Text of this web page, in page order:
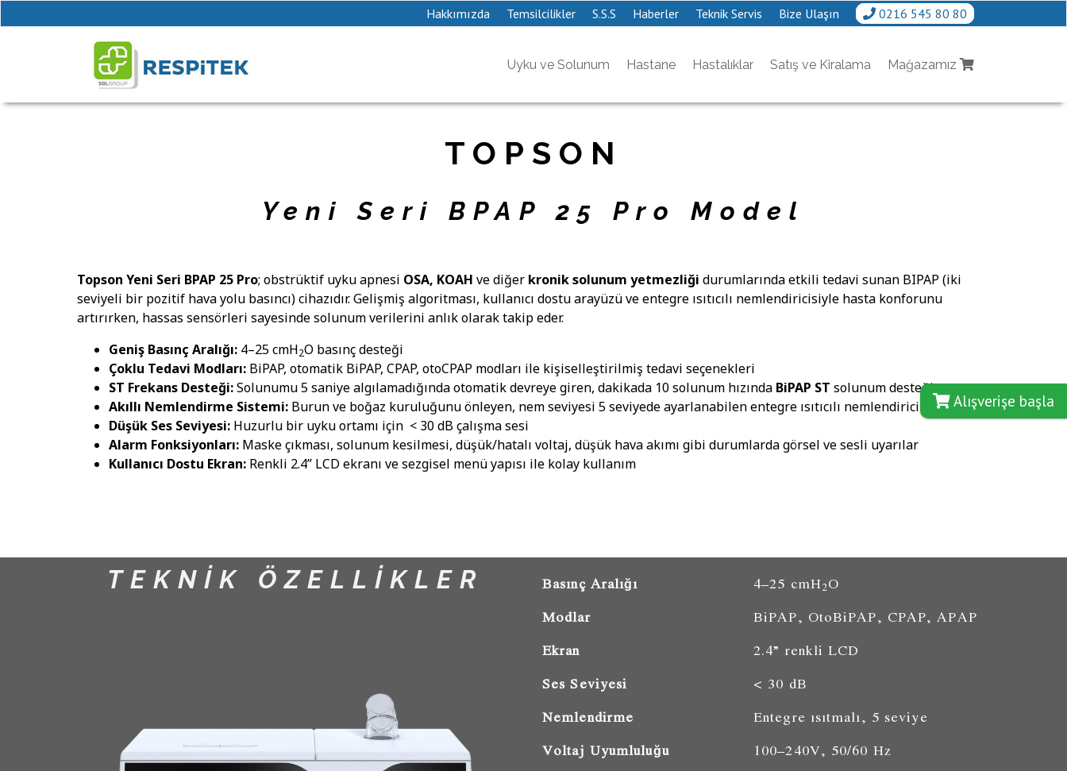
Hakkımızda Temsilcilikler S.S.S Haberler Teknik Servis Bize Ulaşın 0216 545 80 80
Uyku ve Solunum Hastane Hastalıklar Satış ve Kiralama Mağazamız
TOPSON
Yeni Seri BPAP 25 Pro Model
Topson Yeni Seri BPAP 25 Pro; obstrüktif uyku apnesi OSA, KOAH ve diğer kronik solunum yetmezliği durumlarında etkili tedavi sunan BIPAP (iki
seviyeli bir pozitif hava yolu basıncı) cihazıdır. Gelişmiş algoritması, kullanıcı dostu arayüzü ve entegre ısıtıcılı nemlendiricisiyle hasta konforunu
artırırken, hassas sensörleri sayesinde solunum verilerini anlık olarak takip eder.
Geniş Basınç Aralığı: 4–25 cmH2O basınç desteği
Çoklu Tedavi Modları: BiPAP, otomatik BiPAP, CPAP, otoCPAP modları ile kişiselleştirilmiş tedavi seçenekleri
ST Frekans Desteği:Solunumu 5 saniye algılamadığında otomatik devreye giren, dakikada 10 solunum hızında BiPAP ST solunum desteği
Akıllı Nemlendirme Sistemi: Burun ve boğaz kuruluğunu önleyen, nem seviyesi 5 seviyede ayarlanabilen entegre ısıtıcılı nemlendirici
Düşük Ses Seviyesi: Huzurlu bir uyku ortamı için < 30 dB çalışma sesi
Alarm Fonksiyonları: Maske çıkması, solunum kesilmesi, düşük/hatalı voltaj, düşük hava akımı gibi durumlarda görsel ve sesli uyarılar
Kullanıcı Dostu Ekran: Renkli 2.4” LCD ekranı ve sezgisel menü yapısı ile kolay kullanım
TEKNİK ÖZELLİKLER Basınç Aralığı 4–25 cmH2O
Modlar
BiPAP, OtoBiPAP, CPAP, APAP
Ekran
2.4” renkli LCD
Ses Seviyesi
< 30 dB
Nemlendirme
Entegre ısıtmalı, 5 seviye
Voltaj Uyumluluğu
100–240V, 50/60 Hz
Alışverişe başla